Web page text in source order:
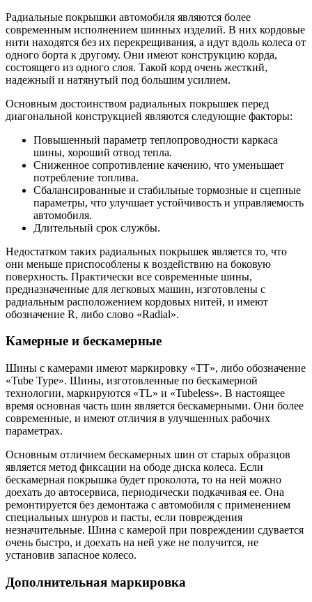
Радиальные покрышки автомобиля являются более
современным исполнением шинных изделий. В них кордовые
нити находятся без их перекрещивания, а идут вдоль колеса от
одного борта к другому. Они имеют конструкцию корда,
состоящего из одного слоя. Такой корд очень жесткий,
надежный и натянутый под большим усилием.
Основным достоинством радиальных покрышек перед
диагональной конструкцией являются следующие факторы:
Повышенный параметр теплопроводности каркаса
шины, хороший отвод тепла.
Сниженное сопротивление качению, что уменьшает
потребление топлива.
Сбалансированные и стабильные тормозные и сцепные
параметры, что улучшает устойчивость и управляемость
автомобиля.
Длительный срок службы.
Недостатком таких радиальных покрышек является то, что
они меньше приспособлены к воздействию на боковую
поверхность. Практически все современные шины,
предназначенные для легковых машин, изготовлены с
радиальным расположением кордовых нитей, и имеют
обозначение R, либо слово «Radial».
Камерные и бескамерные
Шины с камерами имеют маркировку «ТТ», либо обозначение
«Tube Type». Шины, изготовленные по бескамерной
технологии, маркируются «TL» и «Tubeless». В настоящее
время основная часть шин является бескамерными. Они более
современные, и имеют отличия в улучшенных рабочих
параметрах.
Основным отличием бескамерных шин от старых образцов
является метод фиксации на ободе диска колеса. Если
бескамерная покрышка будет проколота, то на ней можно
доехать до автосервиса, периодически подкачивая ее. Она
ремонтируется без демонтажа с автомобиля с применением
специальных шнуров и пасты, если повреждения
незначительные. Шина с камерой при повреждении сдувается
очень быстро, и доехать на ней уже не получится, не
установив запасное колесо.
Дополнительная маркировка